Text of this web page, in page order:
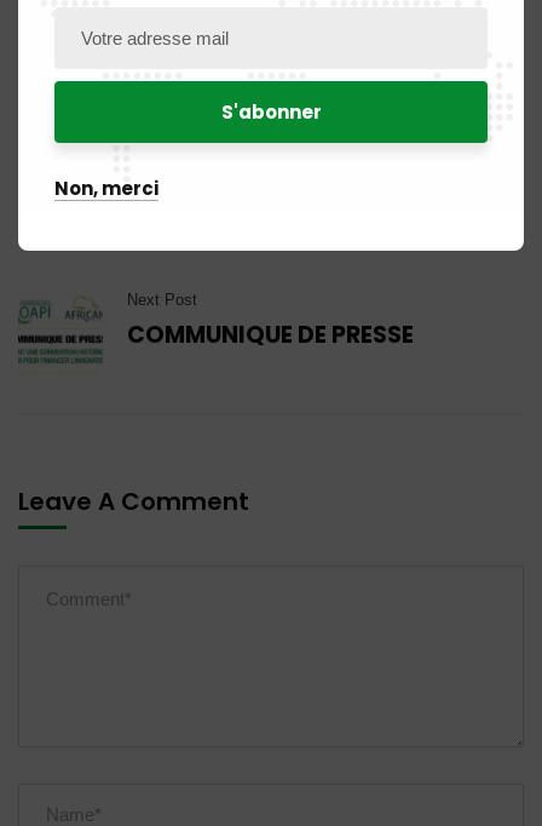
Previous Post
Un comité pour le diagnostic du
programme de mastère
Next Post
COMMUNIQUE DE PRESSE
Leave A Comment
Non, merci